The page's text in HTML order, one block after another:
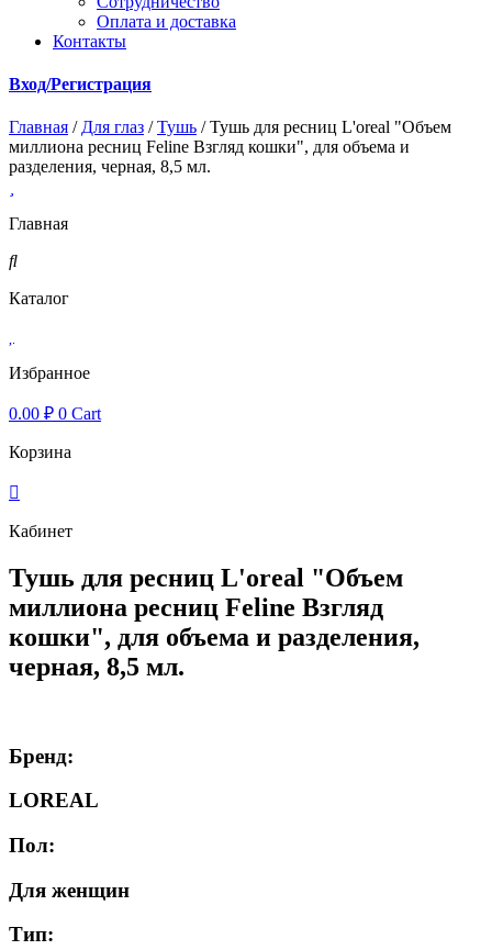
Оплата и доставка
Контакты
Вход/Регистрация
Главная / Для глаз /Тушь / Тушь для ресниц L'oreal "Объем
миллиона ресниц Feline Взгляд кошки", для объема и
разделения, черная, 8,5 мл.
Главная
Каталог
Избранное
0.00 ₽ 0 Cart
Корзина
Кабинет
Тушь для ресниц L'oreal "Объем
миллиона ресниц Feline Взгляд
кошки", для объема и разделения,
черная, 8,5 мл.
Бренд:
LOREAL
Пол:
Для женщин
Тип: